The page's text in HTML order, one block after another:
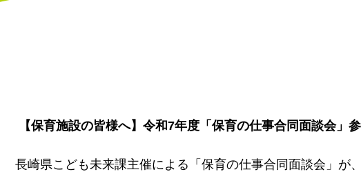
【保育施設の皆様へ】令和7年度「保育の仕事合同面談会」
長崎県こども未来課主催による「保育の仕事合同面談会」が